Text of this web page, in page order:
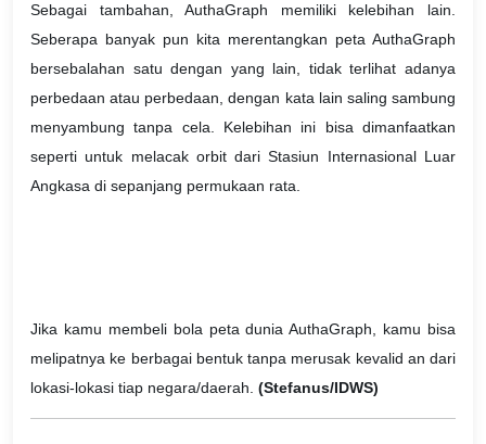
Sebagai tambahan, AuthaGraph memiliki kelebihan lain.
Seberapa banyak pun kita merentangkan peta AuthaGraph
bersebalahan satu dengan yang lain, tidak terlihat adanya
perbedaan atau perbedaan, dengan kata lain saling sambung
menyambung tanpa cela. Kelebihan ini bisa dimanfaatkan
seperti untuk melacak orbit dari Stasiun Internasional Luar
Angkasa di sepanjang permukaan rata.
Jika kamu membeli bola peta dunia AuthaGraph, kamu bisa
melipatnya ke berbagai bentuk tanpa merusak kevalid an dari
lokasi-lokasi tiap negara/daerah. (Stefanus/IDWS)